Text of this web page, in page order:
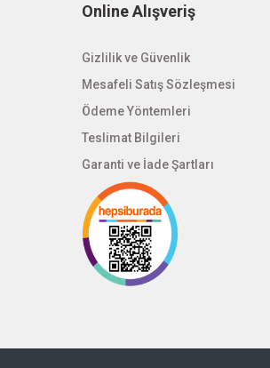
Online Alışveriş
Gizlilik ve Güvenlik
Mesafeli Satış Sözleşmesi
Ödeme Yöntemleri
Teslimat Bilgileri
Garanti ve İade Şartları